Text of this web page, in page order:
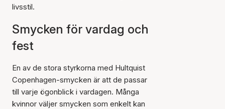
livsstil.
Smycken för vardag och
fest
En av de stora styrkorna med Hultquist
Copenhagen-smycken är att de passar
till varje ögonblick i vardagen. Många
kvinnor väljer smycken som enkelt kan